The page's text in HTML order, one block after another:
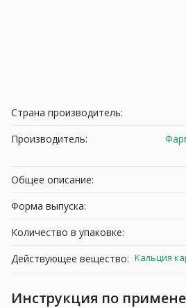
Страна производитель:
Производитель:
Общее описание:
Форма выпуска:
Количество в упаковке:
Действующее вещество: Кальция
Инструкция по